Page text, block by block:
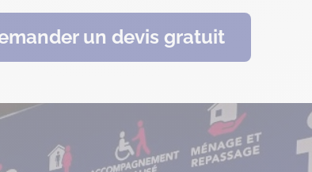
un devis gratuit